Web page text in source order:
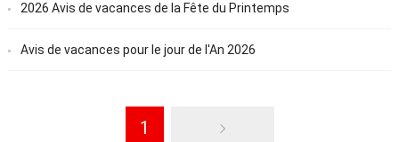
2026 Avis de vacances de la Fête du Printemps
Avis de vacances pour le jour de l'An 2026
1